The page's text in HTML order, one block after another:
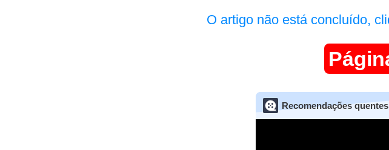
O artigo não está concluído,
Recomendações quentes